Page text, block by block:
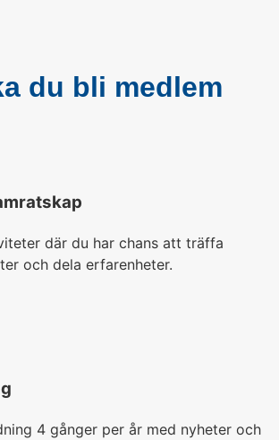
du bli medlem
där du har chans att träffa
och dela erfarenheter.
4 gånger per år med nyheter och